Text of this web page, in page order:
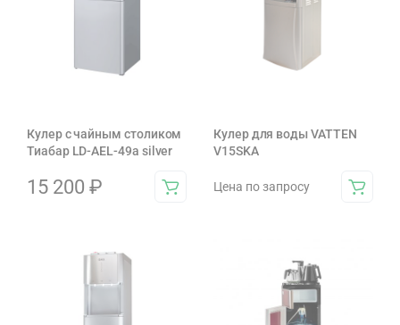
Кулер с чайным столиком
Тиабар LD-AEL-49a silver
15 200 ₽
Кулер для воды VATTEN
V15SKA
Цена по запросу